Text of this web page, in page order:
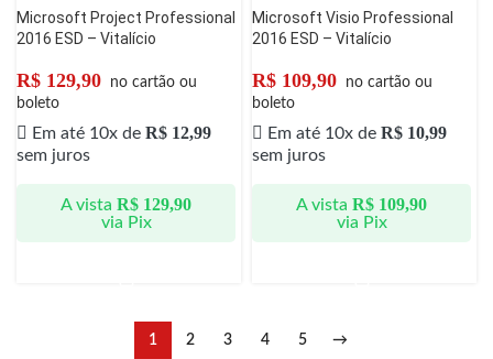
Microsoft Project Professional
2016 ESD – Vitalício
R$ 129,90
no cartão ou
boleto
A vista R$ 129,90
via Pix
Em até 10x de R$ 12,99
sem juros
Microsoft Visio Professional
2016 ESD – Vitalício
R$ 109,90
no cartão ou
boleto
A vista R$ 109,90
via Pix
Em até 10x de R$ 10,99
sem juros
1 2 3 4 5 →